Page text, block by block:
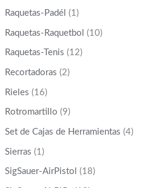
Raquetas-Padél (1)
Raquetas-Raquetbol (10)
Raquetas-Tenis (12)
Recortadoras (2)
Rieles (16)
Rotromartillo (9)
Set de Cajas de Herramientas (4)
Sierras (1)
SigSauer-AirPistol (18)